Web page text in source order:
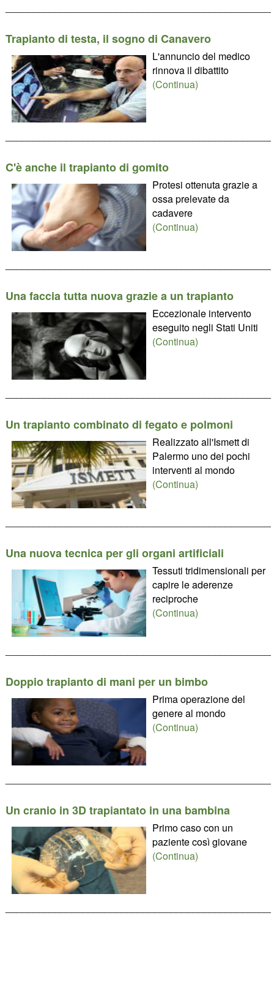
Trapianto di testa, il sogno di Canavero
L'annuncio del medico
rinnova il dibattito
(Continua)
C'è anche il trapianto di gomito
Protesi ottenuta grazie a
ossa prelevate da
cadavere
(Continua)
Una faccia tutta nuova grazie a un trapianto
Eccezionale intervento
eseguito negli Stati Uniti
(Continua)
Un trapianto combinato di fegato e polmoni
Realizzato all'Ismett di
Palermo uno dei pochi
interventi al mondo
(Continua)
Una nuova tecnica per gli organi artificiali
Tessuti tridimensionali per
capire le aderenze
reciproche
(Continua)
Doppio trapianto di mani per un bimbo
Prima operazione del
genere al mondo
(Continua)
Un cranio in 3D trapiantato in una bambina
Primo caso con un
paziente così giovane
(Continua)